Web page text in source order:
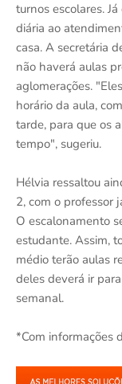
turnos escolares.
diária ao
casa. A secretária
não haverá aulas
aglomerações.
horário da aula,
tarde, para que os
tempo", sugeriu.
Hélvia ressaltou
2, com o professor
O escalonamento
estudante. Assim,
médio terão aulas
deles deverá ir
semanal.
*Com informações